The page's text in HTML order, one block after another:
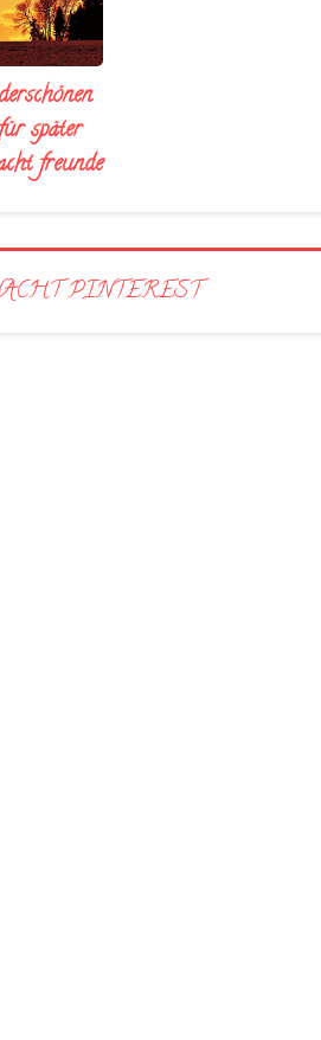
später
freunde
PINTEREST